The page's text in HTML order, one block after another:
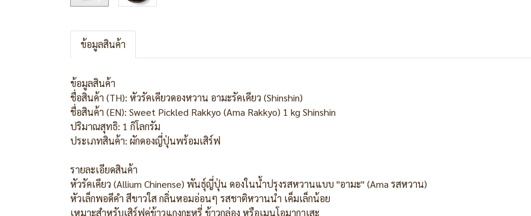
ข้อมูลสินค้า
ข้อมูลสินค้า
ชื่อสินค้า (TH): หัวรัคเคียวดองหวาน อามะรัคเคียว (Shinshin)
ชื่อสินค้า (EN): Sweet Pickled Rakkyo (Ama Rakkyo) 1 kg Shinshin
ปริมาณสุทธิ: 1 กิโลกรัม
ประเภทสินค้า: ผักดองญี่ปุ่นพร้อมเสิร์ฟ
รายละเอียดสินค้า
หัวรัคเคียว (Allium Chinense) พันธุ์ญี่ปุ่น ดองในน้ำปรุงรสหวานแบบ "อามะ" (Ama รสหวาน)
หัวเล็กพอดีคำ สีขาวใส กลิ่นหอมอ่อนๆ รสชาติหวานนำ เค็มเล็กน้อย
เหมาะสำหรับเสิร์ฟคู่ข้าวแกงกะหรี่ ข้าวกล่อง หรือเมนูโอมากาเสะ